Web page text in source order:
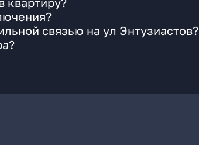
связью на ул Энтузиастов?